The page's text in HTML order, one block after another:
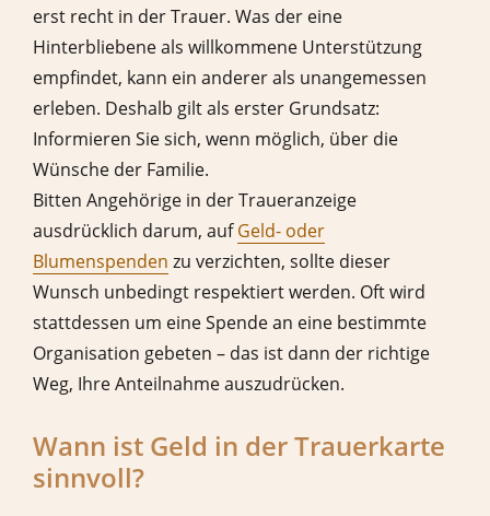
erst recht in der Trauer. Was der eine
Hinterbliebene als willkommene Unterstützung
empfindet, kann ein anderer als unangemessen
erleben. Deshalb gilt als erster Grundsatz:
Informieren Sie sich, wenn möglich, über die
Wünsche der Familie.
Bitten Angehörige in der Traueranzeige
ausdrücklich darum, aufGeld- oder
Blumenspenden zu verzichten, sollte dieser
Wunsch unbedingt respektiert werden. Oft wird
stattdessen um eine Spende an eine bestimmte
Organisation gebeten – das ist dann der richtige
Weg, Ihre Anteilnahme auszudrücken.
Wann ist Geld in der Trauerkarte
sinnvoll?